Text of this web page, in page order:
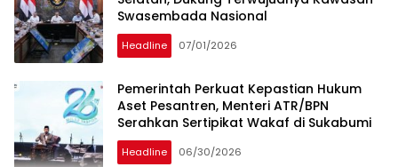
Swasembada Nasional
Headline 07/01/2026
Pemerintah Perkuat Kepastian Hukum
Aset Pesantren, Menteri ATR/BPN
Serahkan Sertipikat Wakaf di Sukabumi
Headline 06/30/2026